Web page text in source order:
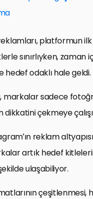
platformun ilk
sınırlıyken, zaman
hedef odaklı hale geldi.
markalar sadece
dikkatini çekmeye
reklam
artık hedef
ulaşabiliyor.
çeşitlenmesi,